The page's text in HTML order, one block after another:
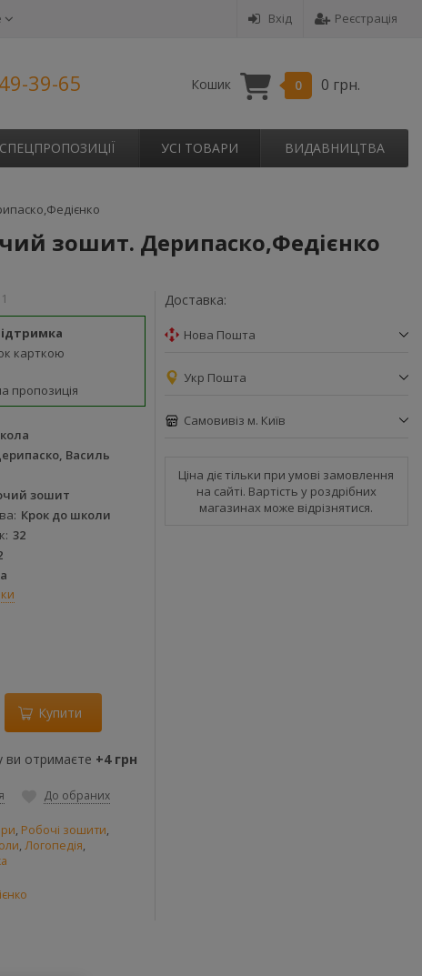
Вхід Реєстрація
39-65 Кошик 0 0 грн.
СПЕЦПРОПОЗИЦІЇ УСІ ТОВАРИ ВИДАВНИЦТВА
зошит. Дерипаско,Федієнко
карткою
пропозиція
Василь
зошит
Крок до школи
32
Купити
ви отримаєте +4 грн
До обраних
, Робочі зошити,
, Логопедія,
Доставка:
Нова Пошта
Укр Пошта
Самовивіз м. Київ
Ціна діє тільки при умові замовлення
на сайті. Вартість у роздрібних
магазинах може відрізнятися.